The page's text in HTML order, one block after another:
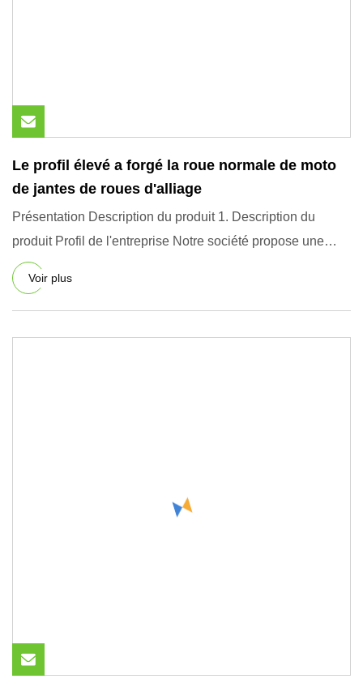
Le profil élevé a forgé la roue normale de moto
de jantes de roues d'alliage
Présentation Description du produit 1. Description du
produit Profil de l'entreprise Notre société propose une
variété
Voir plus